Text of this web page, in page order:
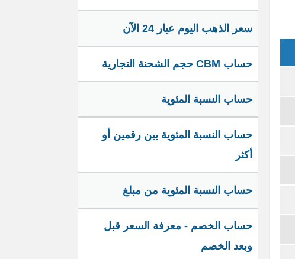
سعر الذهب اليوم عيار 24 الآن
حساب CBM حجم الشحنة التجارية
حساب النسبة المئوية
حساب النسبة المئوية بين رقمين أو
أكثر
حساب النسبة المئوية من مبلغ
حساب الخصم - معرفة السعر قبل
وبعد الخصم